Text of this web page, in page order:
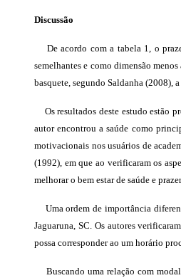
Discussão
De acordo com a tabela 1, o
semelhantes e como dimensão
basquete, segundo Saldanha
Os resultados deste estudo estão
autor encontrou a saúde como
motivacionais nos usuários de
(1992), em que ao verificaram os
melhorar o bem estar de saúde e
Uma ordem de importância
Jaguaruna, SC. Os autores
possa corresponder ao um horário
Buscando uma relação com